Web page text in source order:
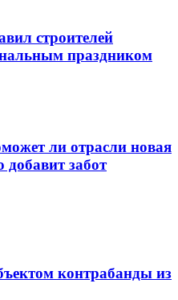
строителей
праздником
ли отрасли новая
добавит забот
контрабанды из